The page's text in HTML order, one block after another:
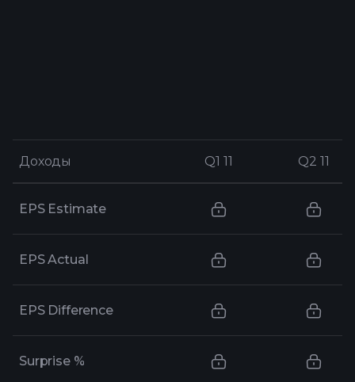
Доходы Q1 11 Q2 11
Доходы Q1 11 Q2 11
EPS Estimate
EPS Actual
EPS Difference
Surprise %